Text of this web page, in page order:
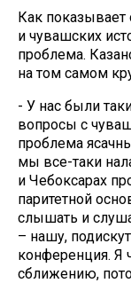
Как показывает
и чувашских
проблема.
на том самом
- У нас были
вопросы с
проблема
мы все-таки
и Чебоксарах
паритетной
слышать и
– нашу,
конференция. Я
сближению,